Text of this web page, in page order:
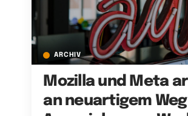
ARCHIV
Mozilla und Meta
an neuartigem